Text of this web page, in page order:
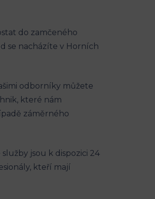
do zamčeného
se nacházíte v Horních
odborníky můžete
které⁢ nám⁢
záměrného
jsou k dispozici 24
kteří mají